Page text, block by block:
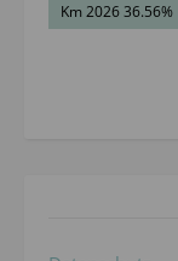
Km 2026 36.56%